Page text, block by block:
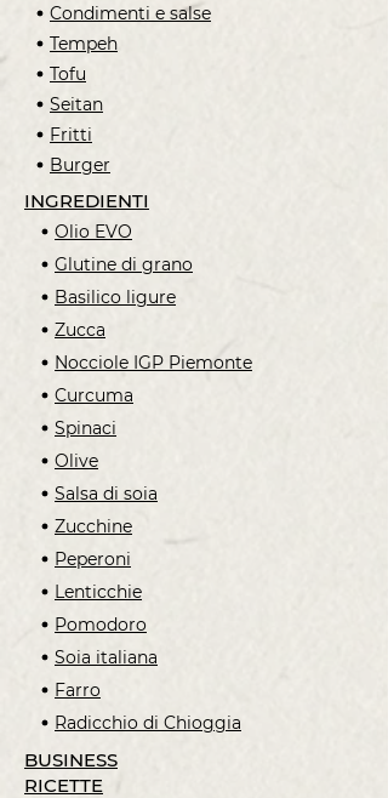
Condimenti e salse
Tempeh
Tofu
Seitan
Fritti
Burger
INGREDIENTI
Olio EVO
Glutine di grano
Basilico ligure
Zucca
Nocciole IGP Piemonte
Curcuma
Spinaci
Olive
Salsa di soia
Zucchine
Peperoni
Lenticchie
Pomodoro
Soia italiana
Farro
Radicchio di Chioggia
BUSINESS
RICETTE